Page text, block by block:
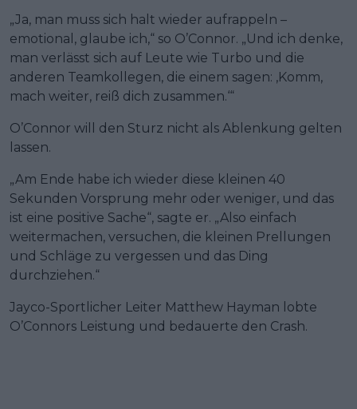
„Ja, man muss sich halt wieder aufrappeln –
emotional, glaube ich,“ so O’Connor. „Und ich denke,
man verlässt sich auf Leute wie Turbo und die
anderen Teamkollegen, die einem sagen: ‚Komm,
mach weiter, reiß dich zusammen.‘“
O’Connor will den Sturz nicht als Ablenkung gelten
lassen.
„Am Ende habe ich wieder diese kleinen 40
Sekunden Vorsprung mehr oder weniger, und das
ist eine positive Sache“, sagte er. „Also einfach
weitermachen, versuchen, die kleinen Prellungen
und Schläge zu vergessen und das Ding
durchziehen.“
Jayco-Sportlicher Leiter Matthew Hayman lobte
O’Connors Leistung und bedauerte den Crash.